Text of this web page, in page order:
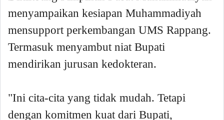
menyampaikan kesiapan Muhammadiyah
mensupport perkembangan UMS Rappang.
Termasuk menyambut niat Bupati
mendirikan jurusan kedokteran.
"Ini cita-cita yang tidak mudah. Tetapi
dengan komitmen kuat dari Bupati,